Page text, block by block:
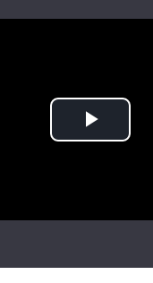
Погода
Play